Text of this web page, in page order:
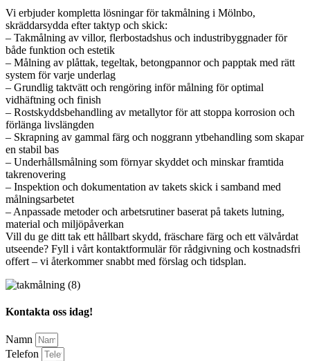
Vi erbjuder kompletta lösningar för takmålning i Mölnbo,
skräddarsydda efter taktyp och skick:
– Takmålning av villor, flerbostadshus och industribyggnader för
både funktion och estetik
– Målning av plåttak, tegeltak, betongpannor och papptak med rätt
system för varje underlag
– Grundlig taktvätt och rengöring inför målning för optimal
vidhäftning och finish
– Rostskyddsbehandling av metallytor för att stoppa korrosion och
förlänga livslängden
– Skrapning av gammal färg och noggrann ytbehandling som skapar
en stabil bas
– Underhållsmålning som förnyar skyddet och minskar framtida
takrenovering
– Inspektion och dokumentation av takets skick i samband med
målningsarbetet
– Anpassade metoder och arbetsrutiner baserat på takets lutning,
material och miljöpåverkan
Vill du ge ditt tak ett hållbart skydd, fräschare färg och ett välvårdat
utseende? Fyll i vårt kontaktformulär för rådgivning och kostnadsfri
offert – vi återkommer snabbt med förslag och tidsplan.
Kontakta oss idag!
Namn
Telefon